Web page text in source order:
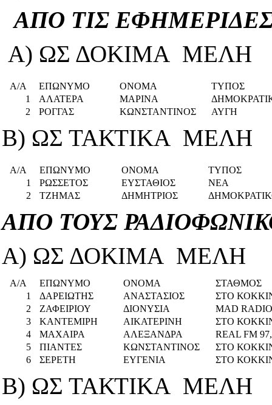
ΑΠΟ ΤΙΣ
Α) ΩΣ ΔΟΚΙΜΑ ΜΕΛΗ
Α/Α ΕΠΩΝΥΜΟ ΟΝΟΜΑ
ΤΥΠΟΣ
1
ΑΛΑΤΕΡΑ ΜΑΡΙΝΑ
2
ΡΟΓΓΑΣ ΚΩΝΣΤΑΝΤΙΝΟΣ ΑΥΓΗ
Β) ΩΣ ΤΑΚΤΙΚΑ ΜΕΛΗ
Α/Α ΕΠΩΝΥΜΟ ΟΝΟΜΑ
ΤΥΠΟΣ
1
ΡΩΣΣΕΤΟΣ ΕΥΣΤΑΘΙΟΣ
ΝΕΑ
2
ΤΖΗΜΑΣ ΔΗΜΗΤΡΙΟΣ
ΑΠΟ ΤΟΥΣ
Α) ΩΣ ΔΟΚΙΜΑ ΜΕΛΗ
Α/Α ΕΠΩΝΥΜΟ ΟΝΟΜΑ
ΣΤΑΘΜΟΣ
1
ΔΑΡΕΙΩΤΗΣ ΑΝΑΣΤΑΣΙΟΣ
ΣΤΟ
2
ΖΑΦΕΙΡΙΟΥ ΔΙΟΝΥΣΙΑ
MAD
3
ΚΑΝΤΕΜΙΡΗ ΑΙΚΑΤΕΡΙΝΗ
ΣΤΟ
4
ΜΑΧΑΙΡΑ ΑΛΕΞΑΝΔΡΑ
REAL FM
5
ΠΙΑΝΤΕΣ ΚΩΝΣΤΑΝΤΙΝΟΣ
ΣΤΟ
6
ΣΕΡΕΤΗ ΕΥΓΕΝΙΑ ΣΤΟ
Β) ΩΣ ΤΑΚΤΙΚΑ ΜΕΛΗ